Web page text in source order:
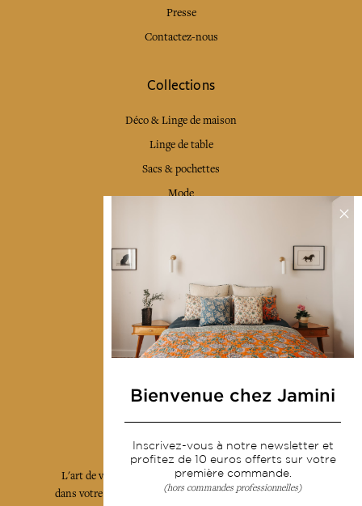
Presse
Contactez-nous
Collections
Déco & Linge de maison
Linge de table
Sacs & pochettes
Mode
Livraison & retour
CGV
Devenir revendeur
Notre communauté
L'art de vivre JAMINI raconté avec poésie et élégance
dans votre boîte mail. Inscrivez vous à notre newsletter
Bienvenue chez Jamini
Inscrivez-vous à notre newsletter et
profitez de 10 euros offerts sur votre
première commande.
(hors commandes professionnelles)